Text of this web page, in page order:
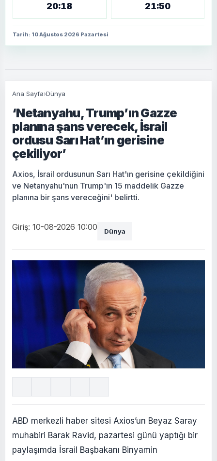
20:18 21:50
Tarih: 10 Ağustos 2026 Pazartesi
Ana Sayfa›Dünya
‘Netanyahu, Trump’ın Gazze
planına şans verecek, İsrail
ordusu Sarı Hat’ın gerisine
çekiliyor’
Axios, İsrail ordusunun Sarı Hat'ın gerisine çekildiğini
ve Netanyahu'nun Trump'ın 15 maddelik Gazze
planına bir şans vereceğini' belirtti.
Giriş: 10-08-2026 10:00 Dünya
ABD merkezli haber sitesi Axios’un Beyaz Saray
muhabiri Barak Ravid, pazartesi günü yaptığı bir
paylaşımda İsrail Başbakanı Binyamin